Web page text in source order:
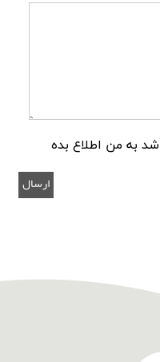
به من اطلاع بده